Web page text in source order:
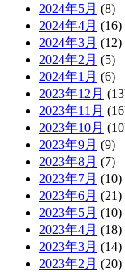
2024年5月 (8)
2024年4月 (16)
2024年3月 (12)
2024年2月 (5)
2024年1月 (6)
2023年12月
2023年11月
2023年10月
2023年9月 (9)
2023年8月 (7)
2023年7月 (10)
2023年6月 (21)
2023年5月 (10)
2023年4月 (18)
2023年3月 (14)
2023年2月 (20)